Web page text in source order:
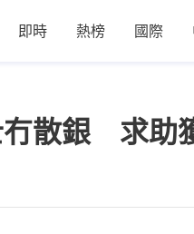
即時 熱榜 國際
冇散銀 求